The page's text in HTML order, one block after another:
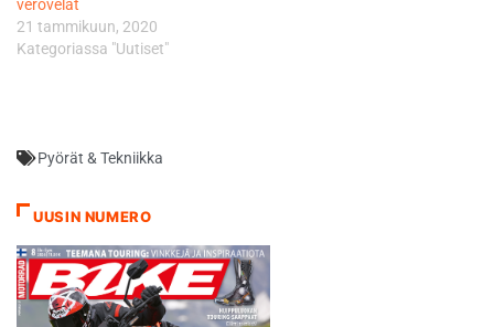
verovelat
21 tammikuun, 2020
Kategoriassa "Uutiset"
Pyörät & Tekniikka
UUSIN NUMERO